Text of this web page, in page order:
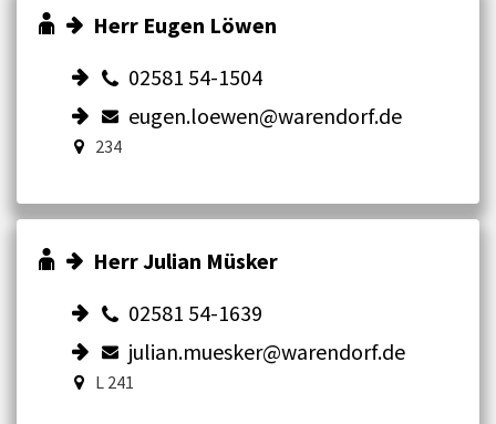
Herr Eugen Löwen
02581 54-1504
eugen.loewen@warendorf.de
234
Herr Julian Müsker
02581 54-1639
julian.muesker@warendorf.de
L 241